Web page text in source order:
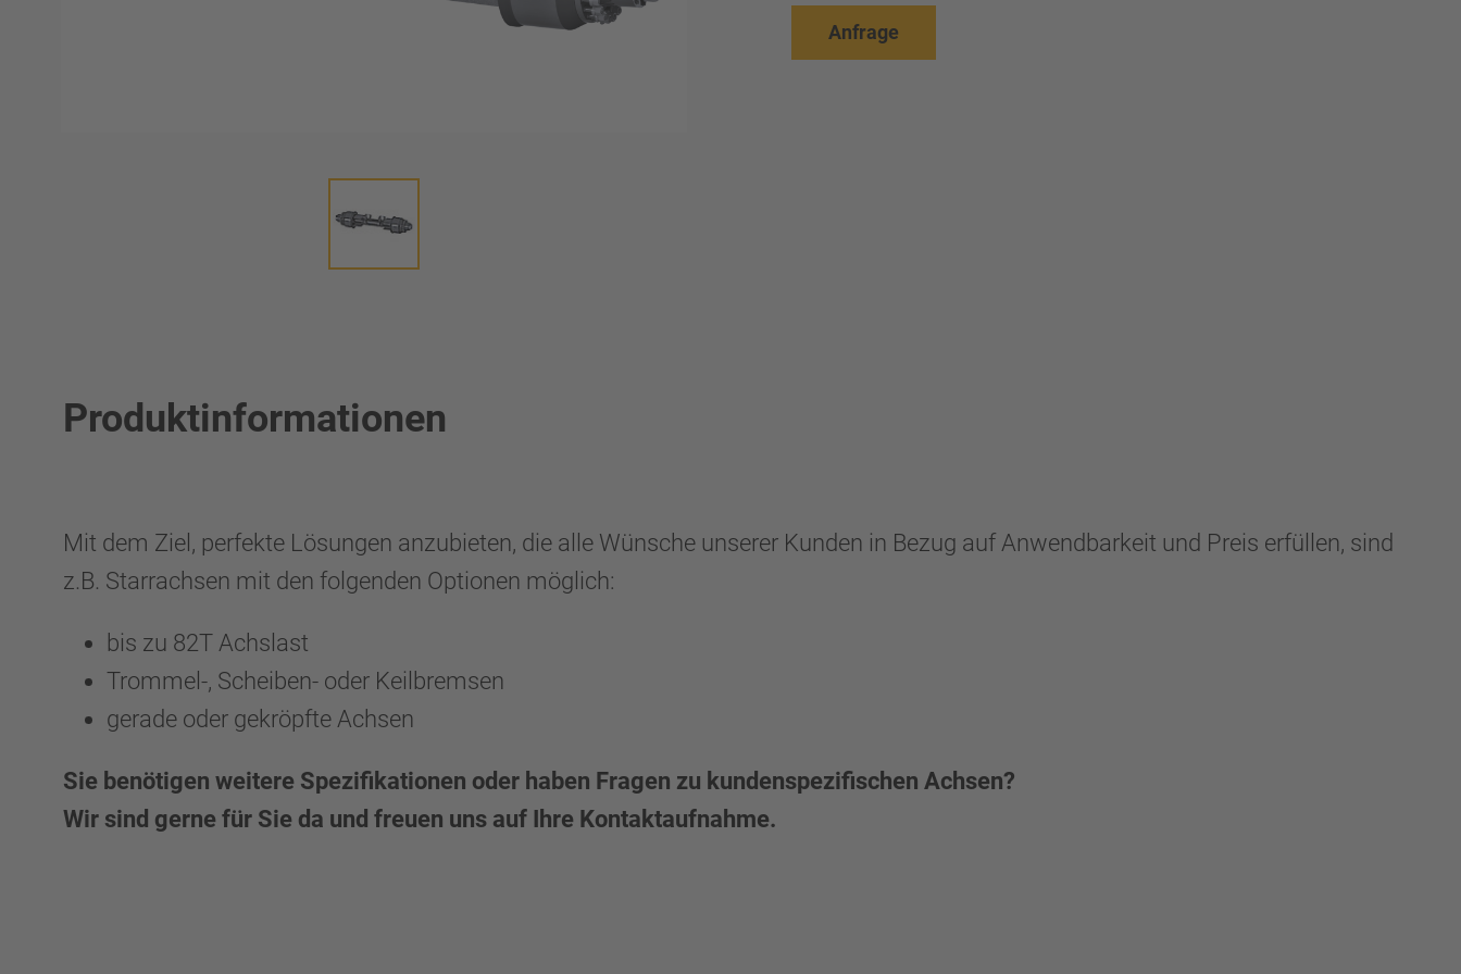
Anfrage
Produktinformationen
Mit dem Ziel, perfekte Lösungen anzubieten, die alle Wünsche unserer Kunden in Bezug auf Anwendbarkeit und Preis erfüllen, sind
z.B. Starrachsen mit den folgenden Optionen möglich:
bis zu 82T Achslast
Trommel-, Scheiben- oder Keilbremsen
gerade oder gekröpfte Achsen
Sie benötigen weitere Spezifikationen oder haben Fragen zu kundenspezifischen Achsen?
Wir sind gerne für Sie da und freuen uns auf Ihre Kontaktaufnahme.